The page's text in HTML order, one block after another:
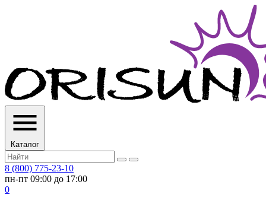
Каталог
8 (800) 775-23-10
пн-пт 09:00 до 17:00
0